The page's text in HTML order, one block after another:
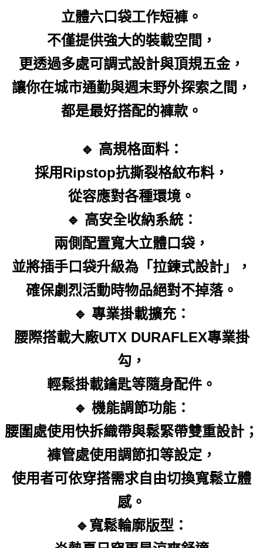
立體六口袋工作短褲。
不僅提供強大的裝載空間，
更透過多處可調式設計與頂規五金，
讓你在城市通勤與週末野外探索之間，
都是最好搭配的褲款。
🔹 高規格面料：
採用Ripstop抗撕裂格紋布料，
從容應對各種環境。
🔹 高安全收納系統：
兩側配置寬大立體口袋，
並將插手口袋升級為「拉鍊式設計」，
確保劇烈活動時物品絕對不掉落。
🔹 專業掛載擴充：
腰際搭載大廠UTX DURAFLEX專業掛
勾，
輕鬆掛載鑰匙等隨身配件。
🔹 機能調節功能：
腰圍處使用快拆織帶與鬆緊帶雙重設計；
褲管處使用調節扣等設定，
使用者可依穿搭需求自由切換寬鬆立體
感。
🔹寬鬆輪廓版型：